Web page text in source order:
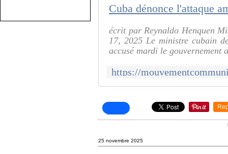
écrit par Reynaldo Henquen
17, 2025 Le ministre cubain
accusé mardi le gouvernement
25 novembre 2025